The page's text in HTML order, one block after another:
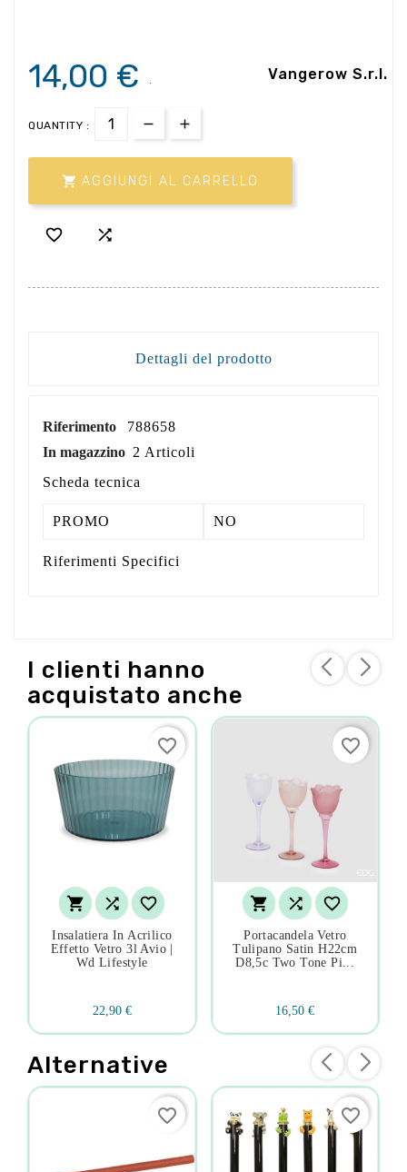
Vangerow S.r.l.
14,00 € .
QUANTITY :
 AGGIUNGI AL CARRELLO
 
Dettagli del prodotto
Riferimento
788658
In magazzino 2 Articoli
Scheda tecnica
PROMO NO
Riferimenti Specifici
I clienti hanno
acquistato anche
  
Insalatiera In Acrilico
Effetto Vetro 3l Avio |
Wd Lifestyle
22,90 €
favorite_border
  
Portacandela Vetro
Tulipano Satin H22cm
D8,5c Two Tone Pi...
16,50 €
favorite_border
Alternative
favorite_border favorite_border